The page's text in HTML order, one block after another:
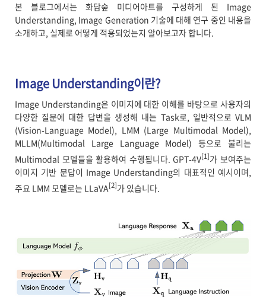
본 블로그에서는 화담숲 미디어아트를 구성하게 된 Image
Understanding, Image Generation 기술에 대해 연구 중인 내용을
소개하고, 실제로 어떻게 적용되었는지 알아보고자 합니다.
Image Understanding이란?
Image Understanding은 이미지에 대한 이해를 바탕으로 사용자의
다양한 질문에 대한 답변을 생성해 내는 Task로, 일반적으로 VLM
(Vision-Language Model), LMM (Large Multimodal Model),
MLLM(Multimodal Large Language Model) 등으로 불리는
Multimodal 모델들을 활용하여 수행됩니다. GPT-4V[1]가 보여주는
이미지 기반 문답이 Image Understanding의 대표적인 예시이며,
주요 LMM 모델로는 LLaVA[2]가 있습니다.